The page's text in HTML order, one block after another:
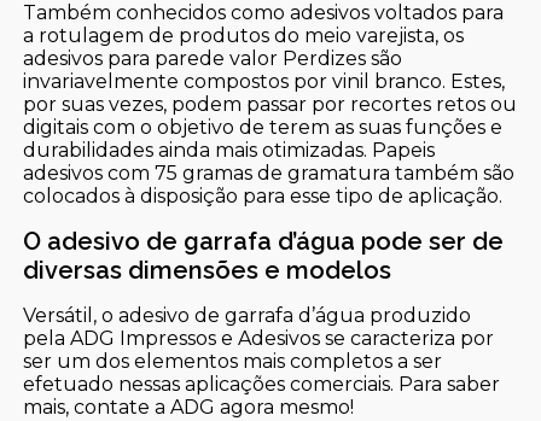
Também conhecidos como adesivos voltados para
a rotulagem de produtos do meio varejista, os
adesivos para parede valor Perdizes são
invariavelmente compostos por vinil branco. Estes,
por suas vezes, podem passar por recortes retos ou
digitais com o objetivo de terem as suas funções e
durabilidades ainda mais otimizadas. Papeis
adesivos com 75 gramas de gramatura também são
colocados à disposição para esse tipo de aplicação.
O adesivo de garrafa d’água pode ser de
diversas dimensões e modelos
Versátil, o adesivo de garrafa d’água produzido
pela ADG Impressos e Adesivos se caracteriza por
ser um dos elementos mais completos a ser
efetuado nessas aplicações comerciais. Para saber
mais, contate a ADG agora mesmo!